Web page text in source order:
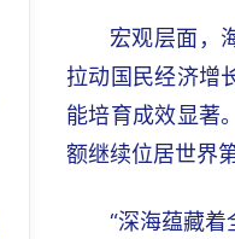
宏观层面，
拉动国民经济增
能培育成效显著
额继续位居世界第
“深海蕴藏